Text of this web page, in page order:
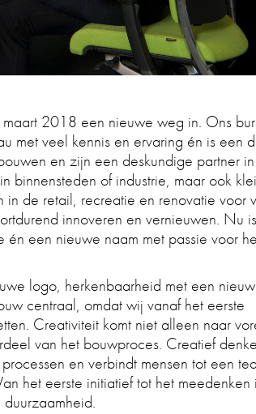
2018 een nieuwe weg in. Ons
met veel kennis en ervaring én is een
en zijn een deskundige partner
binnensteden of industrie, maar ook
de retail, recreatie en renovatie voor
innoveren en vernieuwen. Nu
een nieuwe naam met passie voor
logo, herkenbaarheid met een
centraal, omdat wij vanaf het eerste
Creativiteit komt niet alleen naar
van het bouwproces. Creatief
en verbindt mensen tot een
het eerste initiatief tot het meedenken